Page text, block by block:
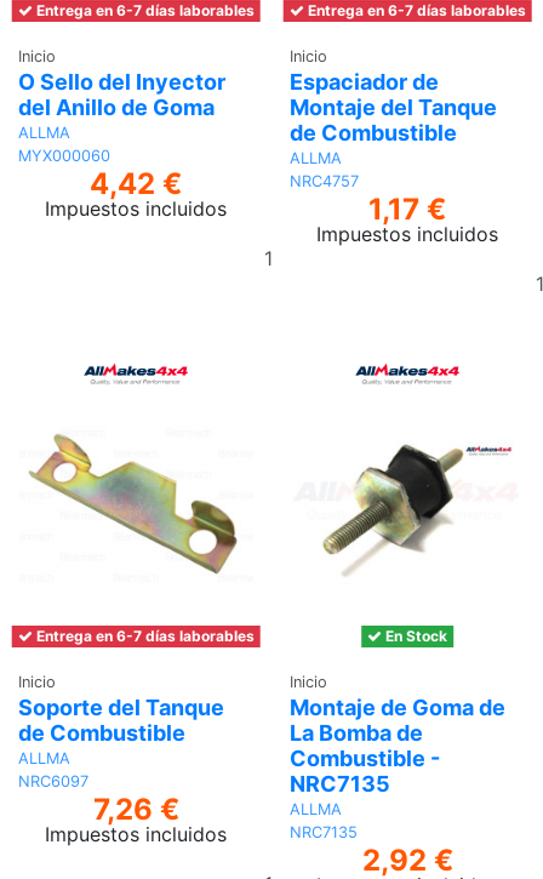
Entrega en 6-7 días laborables
Inicio
O Sello del Inyector
del Anillo de Goma
ALLMA
MYX000060
4,42 €
Impuestos incluidos
Añadir
Entrega en 6-7 días laborables
Inicio
Espaciador de
Montaje del Tanque
de Combustible
ALLMA
NRC4757
1,17 €
Impuestos incluidos
Entrega en 6-7 días laborables
Inicio
Soporte del Tanque
de Combustible
ALLMA
NRC6097
7,26 €
Impuestos incluidos
Añadir
En Stock
Inicio
Montaje de Goma de
La Bomba de
Combustible -
NRC7135
ALLMA
NRC7135
2,92 €